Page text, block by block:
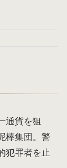
通貨を狙
棒集団。警
犯罪者を止